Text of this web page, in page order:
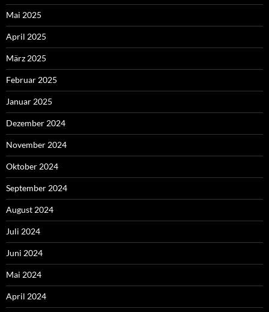
Mai 2025
April 2025
März 2025
Februar 2025
Januar 2025
Dezember 2024
November 2024
Oktober 2024
September 2024
August 2024
Juli 2024
Juni 2024
Mai 2024
April 2024